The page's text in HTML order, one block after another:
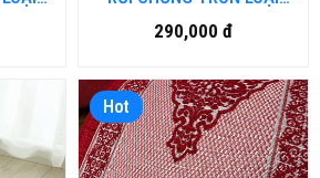
THƯỜNG - HM.DN
290,000 đ
Hot